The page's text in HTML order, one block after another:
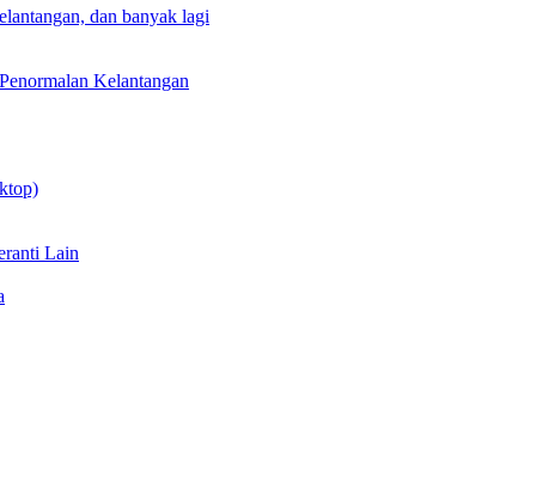
dan banyak lagi
Kelantangan
Lain